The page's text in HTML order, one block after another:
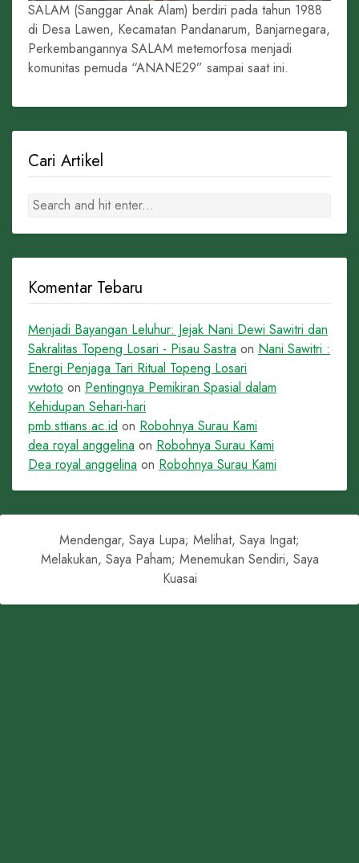
SALAM (Sanggar Anak Alam) berdiri pada tahun 1988
di Desa Lawen, Kecamatan Pandanarum, Banjarnegara,
Perkembangannya SALAM metemorfosa menjadi
komunitas pemuda “ANANE29” sampai saat ini.
Cari Artikel
Komentar Tebaru
Menjadi Bayangan Leluhur: Jejak Nani Dewi Sawitri dan
Sakralitas Topeng Losari - Pisau Sastra on Nani Sawitri :
Energi Penjaga Tari Ritual Topeng Losari
vwtoto on Pentingnya Pemikiran Spasial dalam
Kehidupan Sehari-hari
pmb.sttians.ac.id on Robohnya Surau Kami
dea royal anggelina on Robohnya Surau Kami
Dea royal anggelina on Robohnya Surau Kami
Mendengar, Saya Lupa; Melihat, Saya Ingat;
Melakukan, Saya Paham; Menemukan Sendiri, Saya
Kuasai